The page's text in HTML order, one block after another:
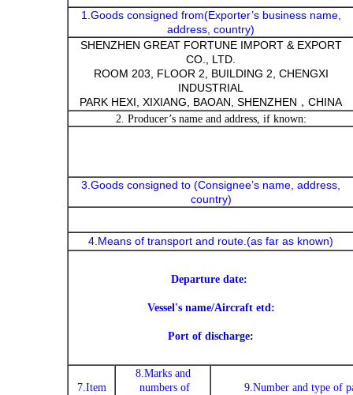
1.Goods consigned from(Exporter’s business name,
address, country)
SHENZHEN GREAT FORTUNE IMPORT & EXPORT
CO., LTD.
ROOM 203, FLOOR 2, BUILDING 2, CHENGXI
INDUSTRIAL
PARK HEXI, XIXIANG, BAOAN, SHENZHEN ， CHINA
2. Producer’s name and address, if known:
3.Goods consigned to (Consignee’s name, address,
country)
4.Means of transport and route.(as far as known)
Departure date:
Vessel's name/Aircraft etd:
Port of discharge:
7.Item
8.Marks and
numbers of
9.Number and type of